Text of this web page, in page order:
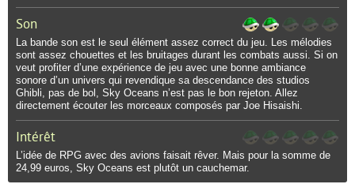
Son
La bande son est le seul élément assez correct du jeu. Les mélodies
sont assez chouettes et les bruitages durant les combats aussi. Si on
veut profiter d’une expérience de jeu avec une bonne ambiance
sonore d’un univers qui revendique sa descendance des studios
Ghibli, pas de bol, Sky Oceans n’est pas le bon rejeton. Allez
directement écouter les morceaux composés par Joe Hisaishi.
Intérêt
L’idée de RPG avec des avions faisait rêver. Mais pour la somme de
24,99 euros, Sky Oceans est plutôt un cauchemar.